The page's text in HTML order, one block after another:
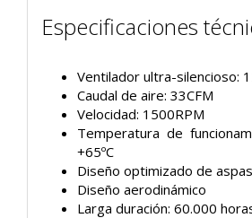
Especificaciones
Ventilador ultra-silencioso:
Caudal de aire: 33CFM
Velocidad: 1500RPM
Temperatura de
+65ºC
Diseño optimizado de aspas
Diseño aerodinámico
Larga duración: 60.000